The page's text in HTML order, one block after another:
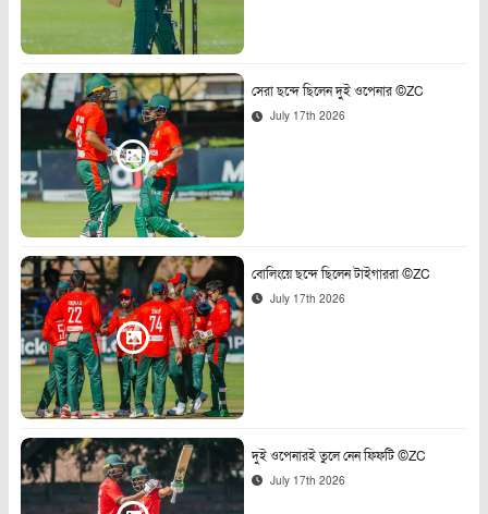
সেরা ছন্দে ছিলেন দুই ওপেনার ©ZC
July 17th 2026
বোলিংয়ে ছন্দে ছিলেন টাইগাররা ©ZC
July 17th 2026
দুই ওপেনারই তুলে নেন ফিফটি ©ZC
July 17th 2026